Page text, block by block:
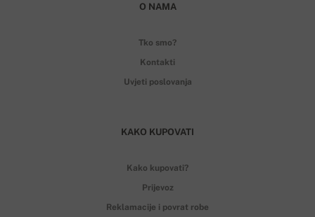
O NAMA
Tko smo?
Kontakti
Uvjeti poslovanja
KAKO KUPOVATI
Kako kupovati?
Prijevoz
Reklamacije i povrat robe